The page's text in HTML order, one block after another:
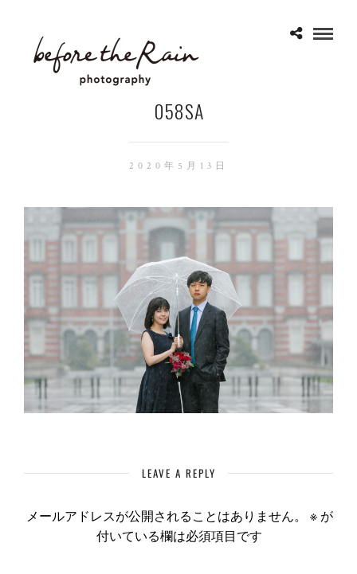
058SA
2020年5月13日
LEAVE A REPLY
メールアドレスが公開されることはありません。 ※が
付いている欄は必須項目です